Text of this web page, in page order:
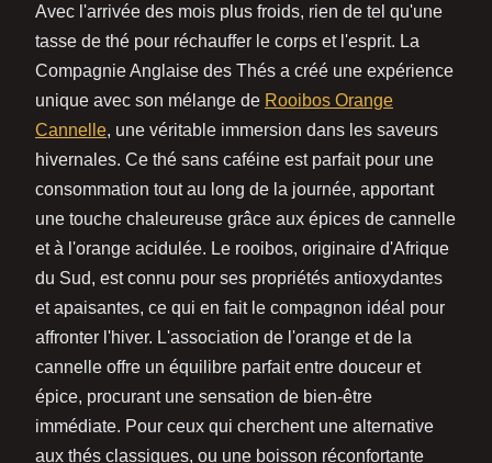
Avec l'arrivée des mois plus froids, rien de tel qu'une
tasse de thé pour réchauffer le corps et l'esprit. La
Compagnie Anglaise des Thés a créé une expérience
unique avec son mélange de Rooibos Orange
Cannelle, une véritable immersion dans les saveurs
hivernales. Ce thé sans caféine est parfait pour une
consommation tout au long de la journée, apportant
une touche chaleureuse grâce aux épices de cannelle
et à l'orange acidulée. Le rooibos, originaire d'Afrique
du Sud, est connu pour ses propriétés antioxydantes
et apaisantes, ce qui en fait le compagnon idéal pour
affronter l'hiver. L'association de l'orange et de la
cannelle offre un équilibre parfait entre douceur et
épice, procurant une sensation de bien-être
immédiate. Pour ceux qui cherchent une alternative
aux thés classiques, ou une boisson réconfortante